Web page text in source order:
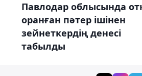
Павлодар облысында
оранған пәтер ішінен
зейнеткердің денесі
табылды